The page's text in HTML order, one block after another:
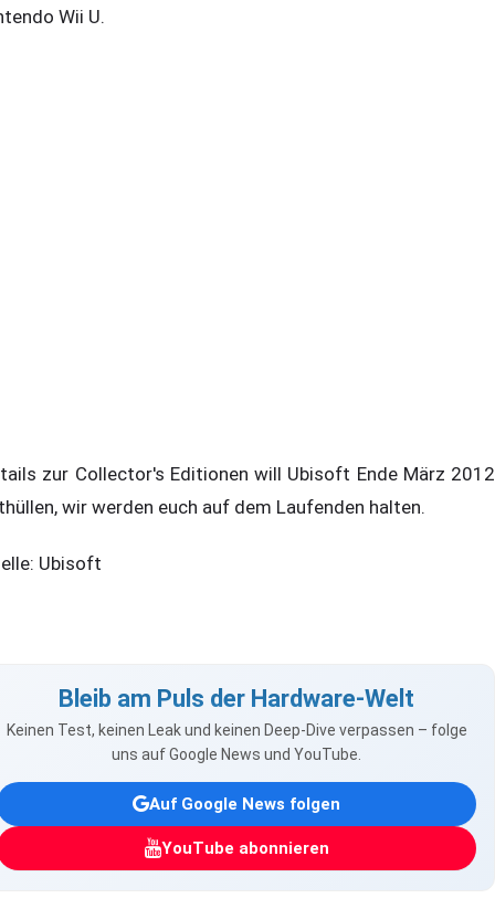
Wii U.
zur Collector's Editionen will Ubisoft Ende März 2012
wir werden euch auf dem Laufenden halten.
Ubisoft
Bleib am Puls der Hardware-Welt
Keinen Test, keinen Leak und keinen Deep-Dive verpassen – folge
uns auf Google News und YouTube.
Auf Google News folgen
YouTube abonnieren